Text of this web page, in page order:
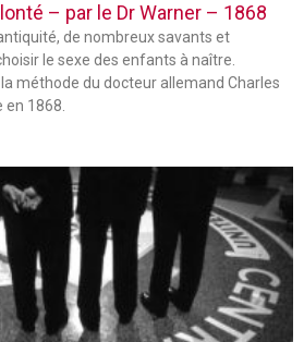
– par le Dr Warner – 1868
de nombreux savants et
le sexe des enfants à naître.
la méthode du docteur allemand Charles
en 1868.